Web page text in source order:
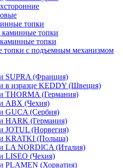
топки
топки
топки
с подъемным механизмом
SUPRA (Франция)
в изразце KEDDY (Швеция)
THORMA (Германия)
ABX (Чехия)
GUCA (Сербия)
HARK (Германия)
JOTUL (Норвегия)
KRATKI (Польша)
LA NORDICA (Италия)
LISEO (Чехия)
PLAMEN (Хорватия)